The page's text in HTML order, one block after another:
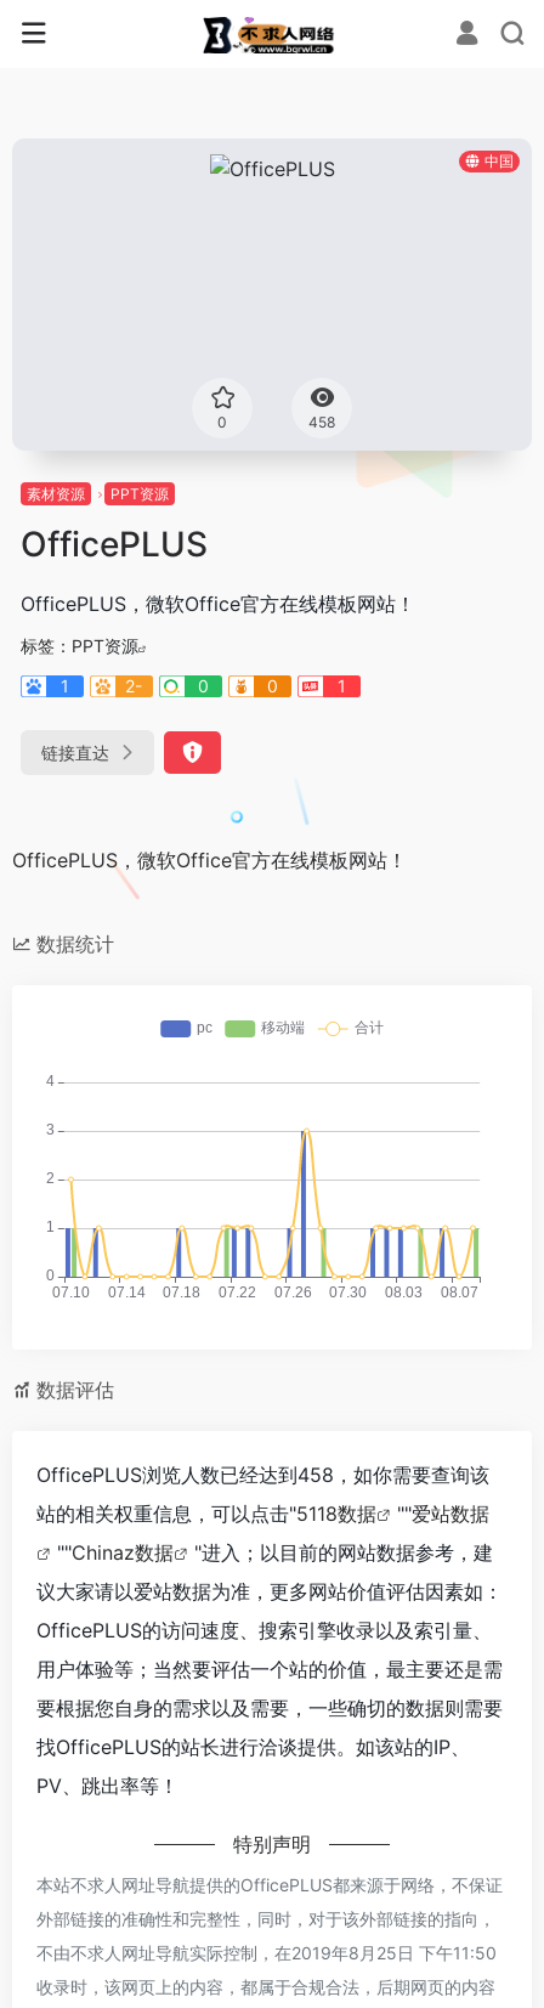
中国
0 458
素材资源 PPT资源
OfficePLUS
OfficePLUS，微软Office官方在线模板网站！
标签： PPT资源
1
2- 0 0 1
链接直达
OfficePLUS，微软Office官方在线模板网站！
数据统计
数据评估
OfficePLUS浏览人数已经达到458，如你需要查询该
站的相关权重信息，可以点击"5118数据 ""爱站数据
""Chinaz数据
"进入；以目前的网站数据参考，建
议大家请以爱站数据为准，更多网站价值评估因素如：
OfficePLUS的访问速度、搜索引擎收录以及索引量、
用户体验等；当然要评估一个站的价值，最主要还是需
要根据您自身的需求以及需要，一些确切的数据则需要
找OfficePLUS的站长进行洽谈提供。如该站的IP、
PV、跳出率等！
特别声明
本站不求人网址导航提供的OfficePLUS都来源于网络，不保证
外部链接的准确性和完整性，同时，对于该外部链接的指向，
不由不求人网址导航实际控制，在2019年8月25日 下午11:50
收录时，该网页上的内容，都属于合规合法，后期网页的内容